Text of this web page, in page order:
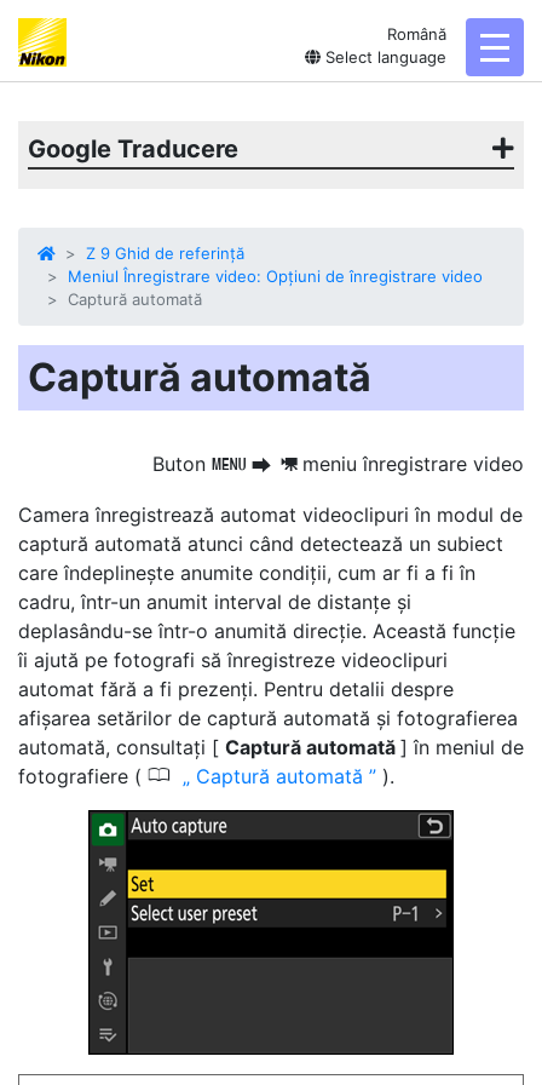
Română
Select language
Google Traducere
Z 9 Ghid de referință
Meniul Înregistrare video: Opțiuni de înregistrare video
Captură automată
Captură automată
Buton G U 1 meniu înregistrare video
Camera înregistrează automat videoclipuri în modul de
captură automată atunci când detectează un subiect
care îndeplinește anumite condiții, cum ar fi a fi în
cadru, într-un anumit interval de distanțe și
deplasându-se într-o anumită direcție. Această funcție
îi ajută pe fotografi să înregistreze videoclipuri
automat fără a fi prezenți. Pentru detalii despre
afișarea setărilor de captură automată și fotografierea
automată, consultați [ Captură automată ] în meniul de
fotografiere ( 0 Captură automată ).